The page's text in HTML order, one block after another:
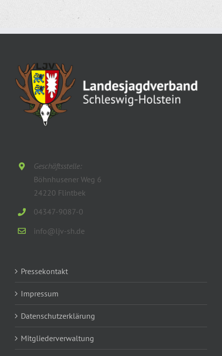
Geschäftsstelle:
Böhnhusener Weg 6
24220 Flintbek
04347-9087-0
info@ljv-sh.de
Pressekontakt
Impressum
Datenschutzerklärung
Mitgliederverwaltung